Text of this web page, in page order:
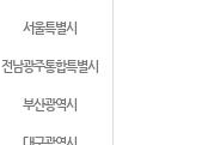
서울특별시
전남광주통합특별시
부산광역시